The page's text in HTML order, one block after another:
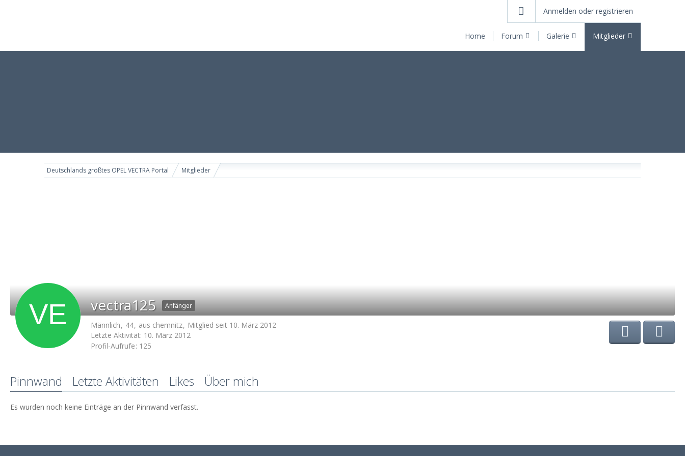
Home Forum Galerie Mitglieder
Anmelden oder registrieren
Deutschlands größtes OPEL VECTRA Portal Mitglieder
vectra125 Anfänger
Männlich 44 aus chemnitz
Mitglied seit 10. März 2012
Letzte Aktivität: 10. März 2012
Profil-Aufrufe 125
Pinnwand Letzte Aktivitäten Likes Über mich
Es wurden noch keine Einträge an der Pinnwand verfasst.